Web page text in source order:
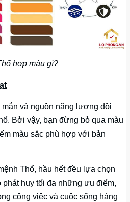
hợp màu gì?
mắn và nguồn năng lượng dồi
Bởi vậy, bạn đừng bỏ qua màu
màu sắc phù hợp với bản
Thổ, hầu hết đều lựa chọn
huy tối đa những ưu điểm,
công việc và cuộc sống hàng